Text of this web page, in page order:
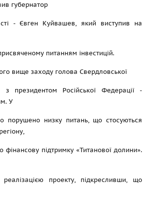
губернатор
- Євген Куйвашев, який виступив на
питанням інвестицій.
вище заходу голова Свердловської
з президентом Російської Федерації -
У
порушено низку питань, що стосуються
підтримку «Титанової долини».
проекту, підкресливши, що